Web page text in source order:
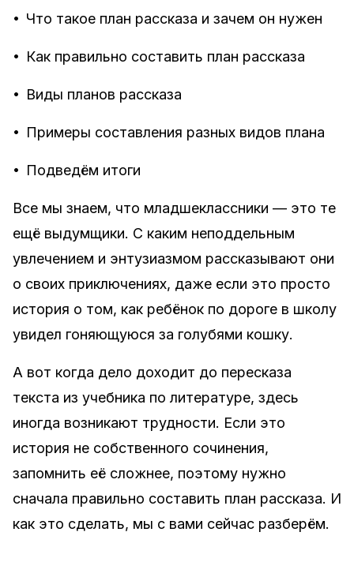
• Что такое план рассказа и зачем он нужен
• Как правильно составить план рассказа
• Виды планов рассказа
• Примеры составления разных видов плана
• Подведём итоги
Все мы знаем, что младшеклассники — это те
ещё выдумщики. С каким неподдельным
увлечением и энтузиазмом рассказывают они
о своих приключениях, даже если это просто
история о том, как ребёнок по дороге в школу
увидел гоняющуюся за голубями кошку.
А вот когда дело доходит до пересказа
текста из учебника по литературе, здесь
иногда возникают трудности. Если это
история не собственного сочинения,
запомнить её сложнее, поэтому нужно
сначала правильно составить план рассказа. И
как это сделать, мы с вами сейчас разберём.